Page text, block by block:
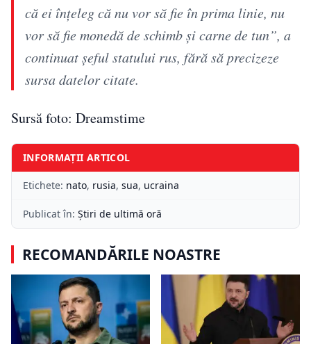
că ei înţeleg că nu vor să fie în prima linie, nu
vor să fie monedă de schimb şi carne de tun”, a
continuat şeful statului rus, fără să precizeze
sursa datelor citate.
Sursă foto: Dreamstime
INFORMAȚII ARTICOL
Etichete: nato, rusia, sua, ucraina
Publicat în: Știri de ultimă oră
RECOMANDĂRILE NOASTRE